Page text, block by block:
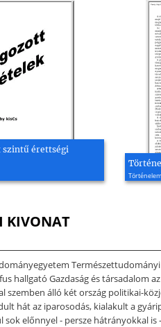
érettségi
KIVONAT
hallgató Gazdaság és társadalom
szemben álló két ország politikai-
hát az iparosodás, kialakult a
előnnyel - persze hátrányokkal